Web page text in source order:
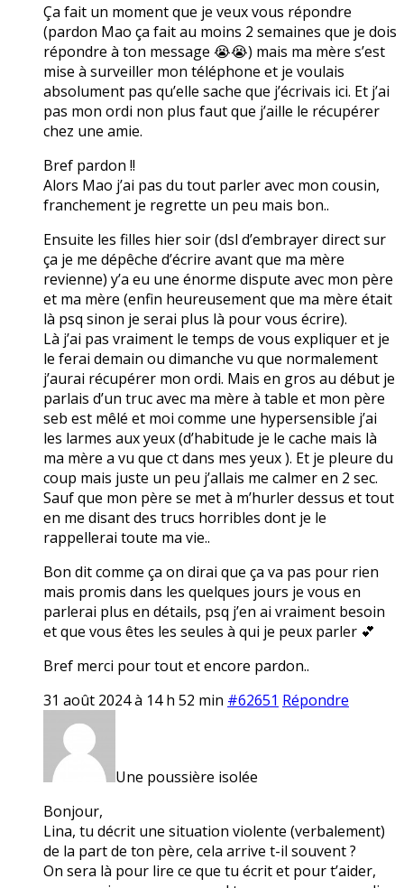
Ça fait un moment que je veux vous répondre
(pardon Mao ça fait au moins 2 semaines que je dois
répondre à ton message 😭😭) mais ma mère s’est
mise à surveiller mon téléphone et je voulais
absolument pas qu’elle sache que j’écrivais ici. Et j’ai
pas mon ordi non plus faut que j’aille le récupérer
chez une amie.
Bref pardon !!
Alors Mao j’ai pas du tout parler avec mon cousin,
franchement je regrette un peu mais bon..
Ensuite les filles hier soir (dsl d’embrayer direct sur
ça je me dépêche d’écrire avant que ma mère
revienne) y’a eu une énorme dispute avec mon père
et ma mère (enfin heureusement que ma mère était
là psq sinon je serai plus là pour vous écrire).
Là j’ai pas vraiment le temps de vous expliquer et je
le ferai demain ou dimanche vu que normalement
j’aurai récupérer mon ordi. Mais en gros au début je
parlais d’un truc avec ma mère à table et mon père
seb est mêlé et moi comme une hypersensible j’ai
les larmes aux yeux (d’habitude je le cache mais là
ma mère a vu que ct dans mes yeux ). Et je pleure du
coup mais juste un peu j’allais me calmer en 2 sec.
Sauf que mon père se met à m’hurler dessus et tout
en me disant des trucs horribles dont je le
rappellerai toute ma vie..
Bon dit comme ça on dirai que ça va pas pour rien
mais promis dans les quelques jours je vous en
parlerai plus en détails, psq j’en ai vraiment besoin
et que vous êtes les seules à qui je peux parler 💕
Bref merci pour tout et encore pardon..
31 août 2024 à 14 h 52 min #62651 Répondre
Une poussière isolée
Bonjour,
Lina, tu décrit une situation violente (verbalement)
de la part de ton père, cela arrive t-il souvent ?
On sera là pour lire ce que tu écrit et pour t’aider,